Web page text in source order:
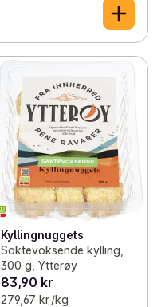
Kyllingnuggets
Saktevoksende kylling,
300 g, Ytterøy
83,90 kr
279,67 kr /kg